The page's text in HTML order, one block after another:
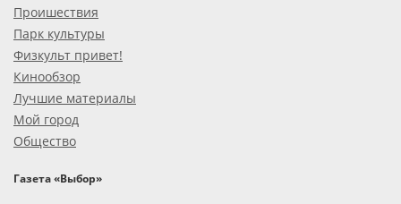
Проишествия
Парк культуры
Физкульт привет!
Кинообзор
Лучшие материалы
Мой город
Общество
Газета «Выбор»